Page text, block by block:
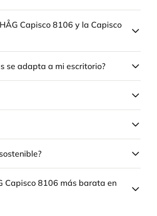
Capisco 8106 y la Capisco
se adapta a mi escritorio?
Capisco 8106 más barata en